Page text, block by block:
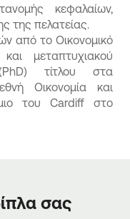
κεφαλαίων,
της πελατείας.
από το Οικονομικό
μεταπτυχιακού
τίτλου στα
Οικονομία και
του Cardiff στο
σας